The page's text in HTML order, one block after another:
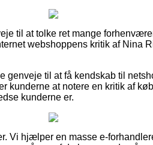
til at tolke ret mange
webshoppens kritik af Nina
genveje til at få kendskab til
kunderne at notere en kritik af
kunderne er.
Vi hjælper en masse e-